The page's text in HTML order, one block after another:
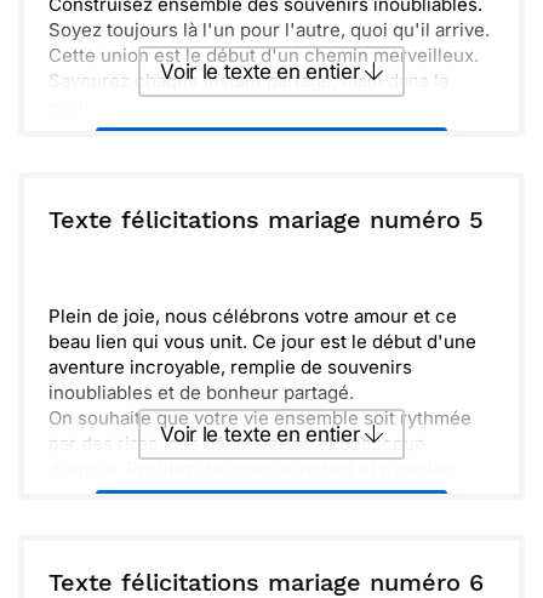
Soyez toujours là l'un pour l'autre, quoi qu'il arrive.
Cette union est le début d'un chemin merveilleux.
Savourez chaque instant partagé, main dans la
Félicitations à vous deux, et plein de bonheur pour
Voir le texte en entier
ou : Copier Recevoir par mail
Texte félicitations mariage numéro 5
Plein de joie, nous célébrons votre amour et ce
beau lien qui vous unit. Ce jour est le début d'une
aventure incroyable, remplie de souvenirs
inoubliables et de bonheur partagé.
On souhaite que votre vie ensemble soit rythmée
par des rires, des découvertes et beaucoup
jamais la magie de ce moment si spécial.
Voir le texte en entier
ou : Copier Recevoir par mail
Texte félicitations mariage numéro 6